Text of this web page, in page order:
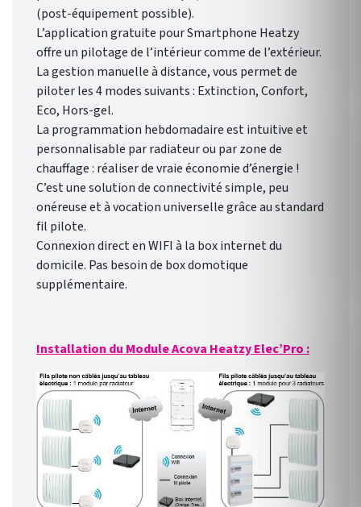
(post-équipement possible).
L’application gratuite pour Smartphone Heatzy
offre un pilotage de l’intérieur comme de l’extérieur.
La gestion manuelle à distance, vous permet de
piloter les 4 modes suivants : Extinction, Confort,
Eco, Hors-gel.
La programmation hebdomadaire est intuitive et
personnalisable par radiateur ou par zone de
chauffage : réaliser de vraie économie d’énergie !
C’est une solution de connectivité simple, peu
onéreuse et à vocation universelle grâce au standard
fil pilote.
Connexion direct en WIFI à la box internet du
domicile. Pas besoin de box domotique
supplémentaire.
Installation du Module Acova Heatzy Elec’Pro :